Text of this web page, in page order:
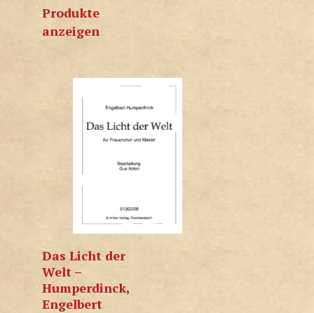
Produkte
anzeigen
Das Licht der
Welt –
Humperdinck,
Engelbert